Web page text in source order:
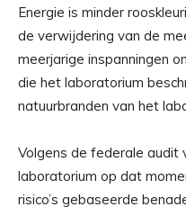
Energie is minder
de verwijdering van de
meerjarige inspanningen
die het laboratorium
natuurbranden van het
Volgens de federale audit
laboratorium op dat
risico’s gebaseerde